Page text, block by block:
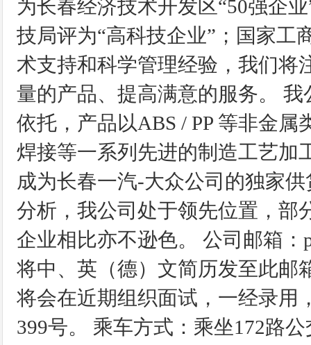
为长春经济技术开发区“50强企
技局评为“高科技企业”；国家工
术支持和科学管理经验，我们将
量的产品、提高满意的服务。
依托，产品以ABS / PP 等非金
焊接等一系列先进的制造工艺加
成为长春一汽-大众公司的独家
分析，我公司处于领先位置，部
企业相比亦不逊色。 公司邮箱：
将中、英（德）文简历发至此邮
将会在近期组织面试，一经录用
399号。 乘车方式：乘坐172路